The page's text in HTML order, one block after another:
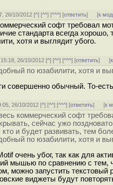
26/10/2012 [^] [^^] [^^^] [ответить] [к
софт требовал
стандарта всегда хорошо,
хотя и выглядит убого.
26/10/2012 [^] [^^] [^^^] [ответить] [
по юзабилити, хотя и
совершенно обычный. То-
26/10/2012 [^] [^^] [^^^] [ответить] [к
коммерческий софт
сейчас ужо
и будет развивать, тем
по юзабилити, хотя и
очень убог, так как для
мышью по сравнению с тем,
можно запустить текстовый
виджеты будут